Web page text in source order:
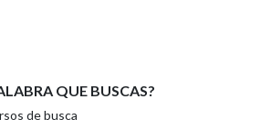
aparece na imaxe:
QUE BUSCAS?
de busca